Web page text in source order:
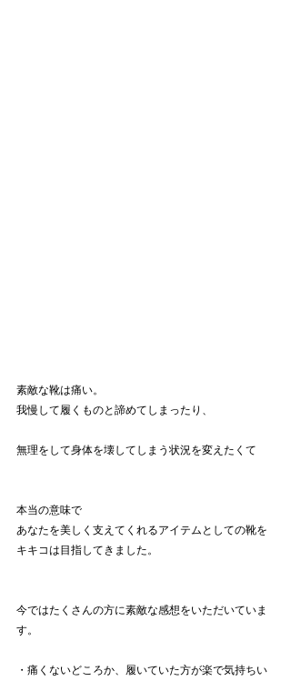
素敵な靴は痛い。
我慢して履くものと諦めてしまったり、
無理をして身体を壊してしまう状況を変えたくて
本当の意味で
あなたを美しく支えてくれるアイテムとしての靴を
キキコは目指してきました。
今ではたくさんの方に素敵な感想をいただいていま
す。
・痛くないどころか、履いていた方が楽で気持ちい